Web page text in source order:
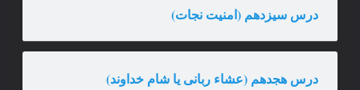
درس سیزدهم (امنیت نجات)
درس هجدهم (عشاء ربانی یا شام خداوند)